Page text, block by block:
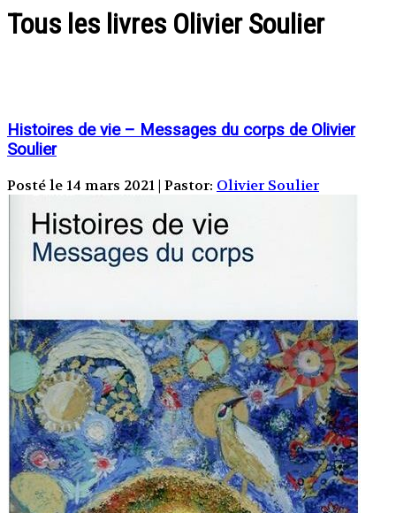
Tous les livres Olivier Soulier
Histoires de vie – Messages du corps de Olivier
Soulier
Posté le 14 mars 2021 | Pastor: Olivier Soulier